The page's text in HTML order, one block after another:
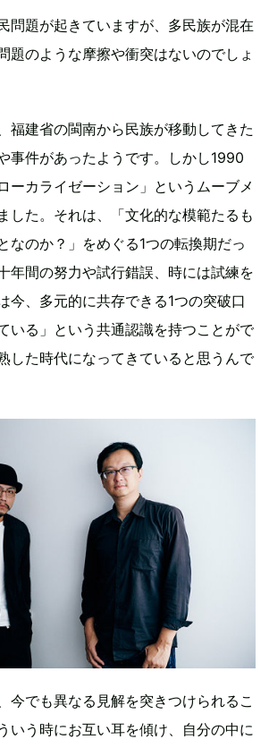
問題が起きていますが、多民族が混在
題のような摩擦や衝突はないのでしょ
福建省の閩南から民族が移動してきた
事件があったようです。しかし1990
ーカライゼーション」というムーブメ
した。それは、「文化的な模範たるも
なのか？」をめぐる1つの転換期だっ
年間の努力や試行錯誤、時には試練を
今、多元的に共存できる1つの突破口
いる」という共通認識を持つことがで
した時代になってきていると思うんで
今でも異なる見解を突きつけられるこ
いう時にお互い耳を傾け、自分の中に